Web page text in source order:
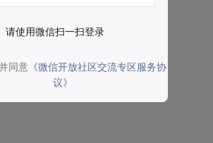
请使用微信扫一扫登录
同意 《微信开放社区交流专区服务协
议》